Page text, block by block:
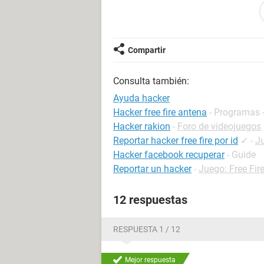
amigas xa utilizarlas en mi
desapareze,ademas formateo y es
del pc,por que su capacidad
no se como puedo hacerlo,e
encuentran...ayudenme por favor!!!!
Compartir
Consulta también:
Ayuda hacker
Hacker free fire antena - Programas
Hacker rakion - Foro de videojuegos
Reportar hacker free fire por id ✓ -
Hacker facebook recuperar - Guide
Reportar un hacker - Juego: Free Fire
12 respuestas
RESPUESTA 1 / 12
Mejor respuesta